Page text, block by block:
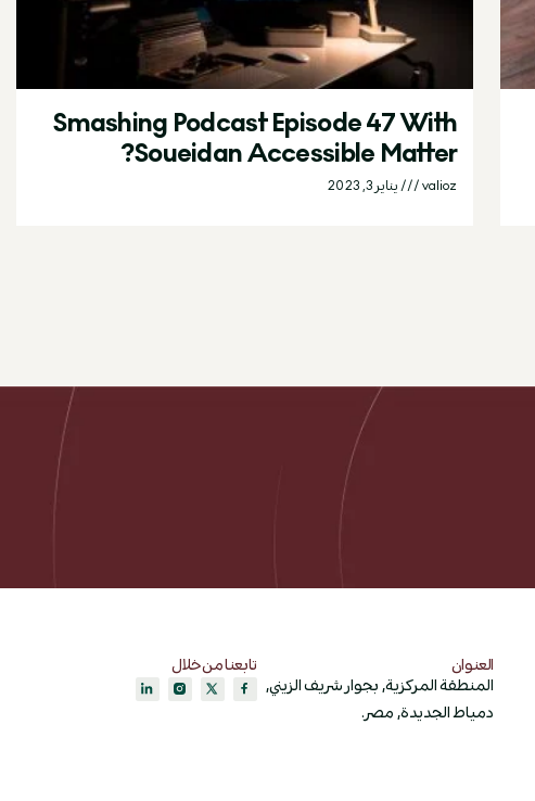
Smashing Podcast Episode 47 With
Soueidan Accessible Matter?
valioz يناير 3, 2023
العنوان
المنطقة المركزية, بجوار شريف الزيني,
دمياط الجديدة, مصر.
تابعنا من خلال